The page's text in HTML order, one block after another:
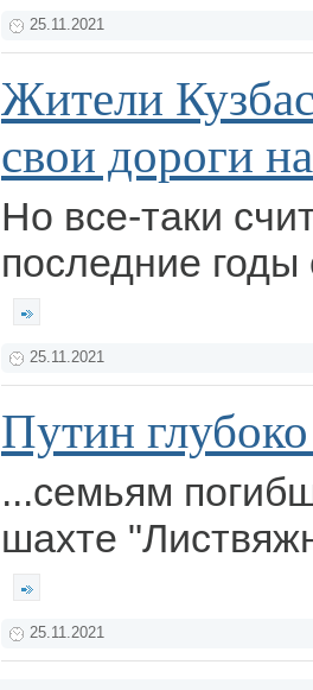
25.11.2021
Жители
свои дороги
Но все-таки
последние
25.11.2021
Путин
...семьям
шахте
25.11.2021